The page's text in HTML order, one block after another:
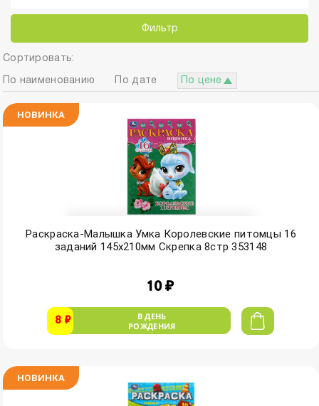
Фильтр
Сортировать:
По наименованию По дате По цене
НОВИНКА
Раскраска-Малышка Умка Королевские питомцы 16
заданий 145х210мм Скрепка 8стр 353148
10 ₽
8 ₽
В ДЕНЬ
РОЖДЕНИЯ
НОВИНКА